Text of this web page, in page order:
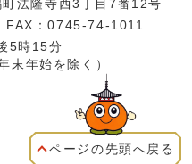
法隆寺西3丁目7番12号
FAX：0745-74-1011
5時15分
末年始を除く）
ページの先頭へ戻る